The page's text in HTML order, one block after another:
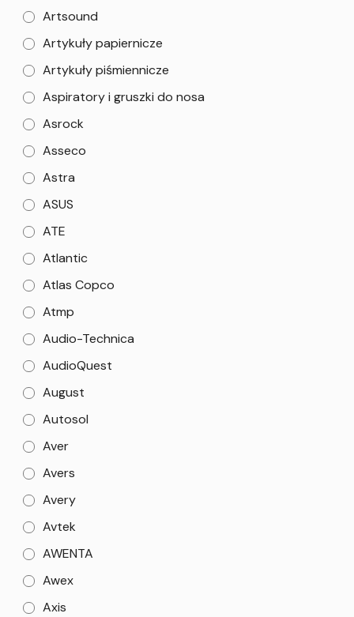
Artsound
Artykuły papiernicze
Artykuły piśmiennicze
Aspiratory i gruszki do nosa
Asrock
Asseco
Astra
ASUS
ATE
Atlantic
Atlas Copco
Atmp
Audio-Technica
AudioQuest
August
Autosol
Aver
Avers
Avery
Avtek
AWENTA
Awex
Axis